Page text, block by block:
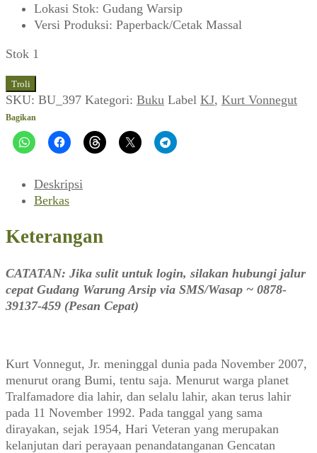
Lokasi Stok: Gudang Warsip
Versi Produksi: Paperback/Cetak Massal
Stok 1
Kuantitas
Kurt
Vonnegut
Rumah
Troli
SKU: BU_397 Kategori: Buku Label KJ, Kurt Vonnegut
Bagikan
Deskripsi
Berkas
Keterangan
CATATAN: Jika sulit untuk login, silakan hubungi jalur
cepat Gudang Warung Arsip via SMS/Wasap ~ 0878-
39137-459 (Pesan Cepat)
Kurt Vonnegut, Jr. meninggal dunia pada November 2007,
menurut orang Bumi, tentu saja. Menurut warga planet
Tralfamadore dia lahir, dan selalu lahir, akan terus lahir
pada 11 November 1992. Pada tanggal yang sama
dirayakan, sejak 1954, Hari Veteran yang merupakan
kelanjutan dari perayaan penandatanganan Gencatan